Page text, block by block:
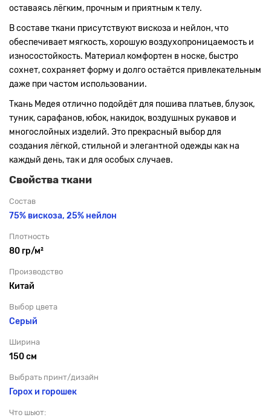
оставаясь лёгким, прочным и приятным к телу.
В составе ткани присутствуют вискоза и нейлон, что
обеспечивает мягкость, хорошую воздухопроницаемость и
износостойкость. Материал комфортен в носке, быстро
сохнет, сохраняет форму и долго остаётся привлекательным
даже при частом использовании.
Ткань Медея отлично подойдёт для пошива платьев, блузок,
туник, сарафанов, юбок, накидок, воздушных рукавов и
многослойных изделий. Это прекрасный выбор для
создания лёгкой, стильной и элегантной одежды как на
каждый день, так и для особых случаев.
Свойства ткани
Состав
75% вискоза, 25% нейлон
Плотность
80 гр/м²
Производство
Китай
Выбор цвета
Серый
Ширина
150 см
Выбрать принт/дизайн
Горох и горошек
Что шьют: